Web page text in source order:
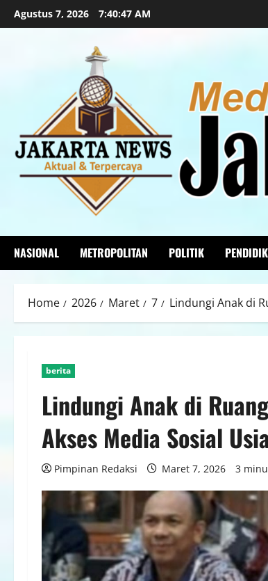
Agustus 7, 2026 7:40:48 AM
NASIONAL METROPOLITAN POLITIK
Home 2026 Maret 7 Lindungi Anak di
berita
Lindungi Anak di
Akses Media Sosial
Pimpinan Redaksi Maret 7, 2026 3